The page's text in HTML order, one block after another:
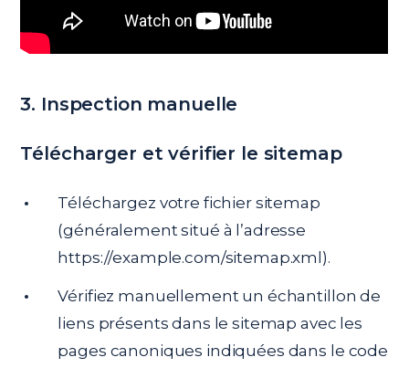
3. Inspection manuelle
Télécharger et vérifier le sitemap
Téléchargez votre fichier sitemap
(généralement situé à l’adresse
https://example.com/sitemap.xml).
Vérifiez manuellement un échantillon de
liens présents dans le sitemap avec les
pages canoniques indiquées dans le code